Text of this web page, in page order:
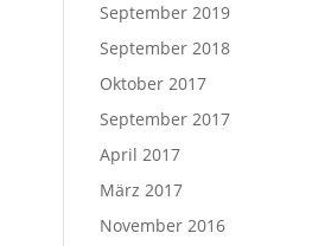
September 2019
September 2018
Oktober 2017
September 2017
April 2017
März 2017
November 2016